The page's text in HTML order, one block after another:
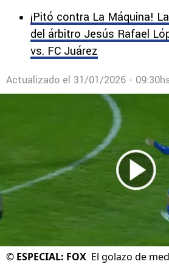
¡Pitó contra La Máquina!
del árbitro Jesús Rafael
vs. FC Juárez
Actualizado el 31/01/2026 -
© ESPECIAL: FOX El golazo de